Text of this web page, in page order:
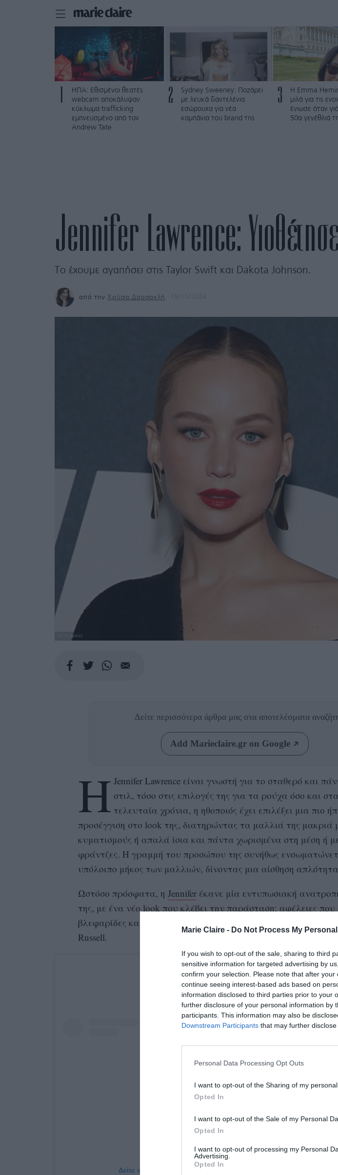
Marie Claire - Do Not Process My
If you wish to opt-out of the sale, sharing to third
sensitive information for targeted advertising by
confirm your selection. Please note that after
continue seeing interest-based ads based on
information disclosed to third parties prior to your
further disclosure of your personal information by
participants. This information may also be
Downstream Participants that may further
Personal Data Processing Opt Outs
I want to opt-out of the Sharing of my personal
Opted In
I want to opt-out of the Sale of my Personal
Opted In
I want to opt-out of processing my Personal
Advertising.
Opted In
ΗΠΑ: Εθισμένοι θεατές
webcam αποκάλυψαν
κύκλωμα trafficking
εμπνευσμένο από τον
Andrew Tate
2
Sydney Sweeney: Ποζάρει
με λευκά δαντελένια
εσώρουχα για νέα
καμπάνια του brand της
3
H Emma
μιλά για τις
ένιωσε όταν
50α γενέθλιά
Jennifer Lawrence:
Το έχουμε αγαπήσει στις Taylor Swift και Dakota Johnson.
από την Χρύσα Δαρσακλή
GETTY IMAGES
Δείτε περισσότερα άρθρα μας στα αποτελέσματα
Add Marieclaire.gr on Google
Η Jennifer Lawrence είναι γνωστή για το σταθερό και
στιλ, τόσο στις επιλογές της για τα ρούχα όσο και
τελευταία χρόνια, η ηθοποιός έχει επιλέξει μια πιο
προσέγγιση στο look της, διατηρώντας τα μαλλιά της μακριά
κυματισμούς ή απαλά ίσια και πάντα χωρισμένα στη μέση ή
φράντζες. Η γραμμή του προσώπου της συνήθως
υπόλοιπο μήκος των μαλλιών, δίνοντας μια αίσθηση
Ωστόσο πρόσφατα, η Jenniferέκανε μία εντυπωσιακή
της, με ένα νέο look που κλέβει την παράσταση: αφέλειες που
βλεφαρίδες και ένα κοντύτερο, μεσαίου μήκους κούρεμα, δια
Russell.
Δείτε αυτή τη δημοσίευση στο Instagram.